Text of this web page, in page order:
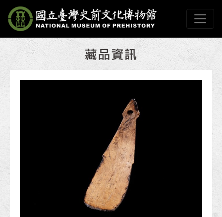
跳到主要內容
國立臺灣史前文化博物
網頁導覽